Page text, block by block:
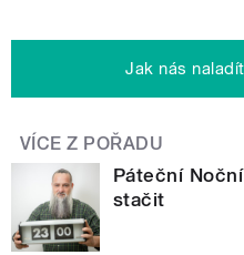
Jak nás
VÍCE Z POŘADU
Páteční
stačit